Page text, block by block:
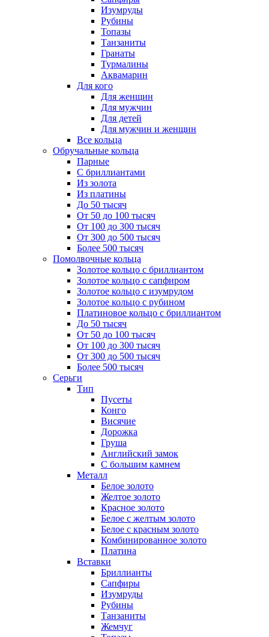
Изумруды
Рубины
Топазы
Танзаниты
Гранаты
Турмалины
Аквамарин
Для кого
Для женщин
Для мужчин
Для детей
Для мужчин и женщин
Все кольца
Обручальные кольца
Парные
С бриллиантами
Из золота
Из платины
До 50 тысяч
От 50 до 100 тысяч
От 100 до 300 тысяч
От 300 до 500 тысяч
Более 500 тысяч
Помолвочные кольца
Золотое кольцо с бриллиантом
Золотое кольцо с сапфиром
Золотое кольцо с изумрудом
Золотое кольцо с рубином
Платиновое кольцо с бриллиантом
До 50 тысяч
От 50 до 100 тысяч
От 100 до 300 тысяч
От 300 до 500 тысяч
Более 500 тысяч
Серьги
Тип
Пусеты
Конго
Висячие
Дорожка
Груша
Английский замок
С большим камнем
Металл
Белое золото
Желтое золото
Красное золото
Белое с желтым золото
Белое с красным золото
Комбинированное золото
Платина
Вставки
Бриллианты
Сапфиры
Изумруды
Рубины
Танзаниты
Жемчуг